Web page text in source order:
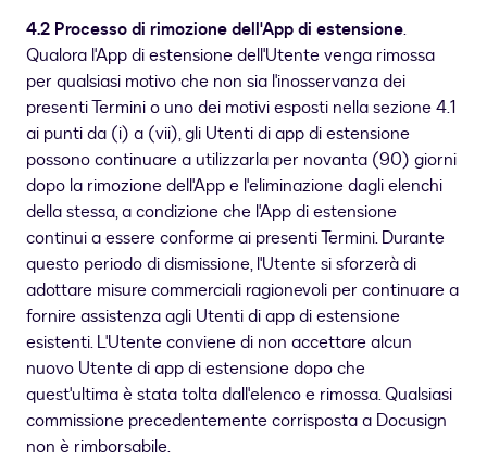
4.2 Processo di rimozione dell'App di estensione.
Qualora l'App di estensione dell'Utente venga rimossa
per qualsiasi motivo che non sia l'inosservanza dei
presenti Termini o uno dei motivi esposti nella sezione 4.1
ai punti da (i) a (vii), gli Utenti di app di estensione
possono continuare a utilizzarla per novanta (90) giorni
dopo la rimozione dell'App e l'eliminazione dagli elenchi
della stessa, a condizione che l'App di estensione
continui a essere conforme ai presenti Termini. Durante
questo periodo di dismissione, l'Utente si sforzerà di
adottare misure commerciali ragionevoli per continuare a
fornire assistenza agli Utenti di app di estensione
esistenti. L'Utente conviene di non accettare alcun
nuovo Utente di app di estensione dopo che
quest'ultima è stata tolta dall'elenco e rimossa. Qualsiasi
commissione precedentemente corrisposta a Docusign
non è rimborsabile.